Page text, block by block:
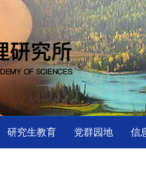
研究生教育 党群园地 信